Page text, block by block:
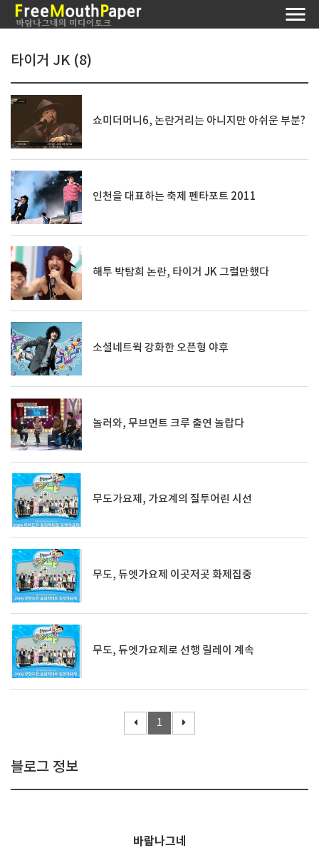
타이거 JK (8)
쇼미더머니6, 논란거리는 아니지만 아쉬운 부분?
인천을 대표하는 축제 펜타포트 2011
해투 박탐희 논란, 타이거 JK 그럴만했다
소셜네트웍 강화한 오픈형 야후
놀러와, 무브먼트 크루 출연 놀랍다
무도가요제, 가요계의 질투어린 시선
무도, 듀엣가요제 이곳저곳 화제집중
무도, 듀엣가요제로 선행 릴레이 계속
1
블로그 정보
바람나그네